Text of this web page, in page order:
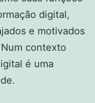
digital,
e motivados
contexto
é uma